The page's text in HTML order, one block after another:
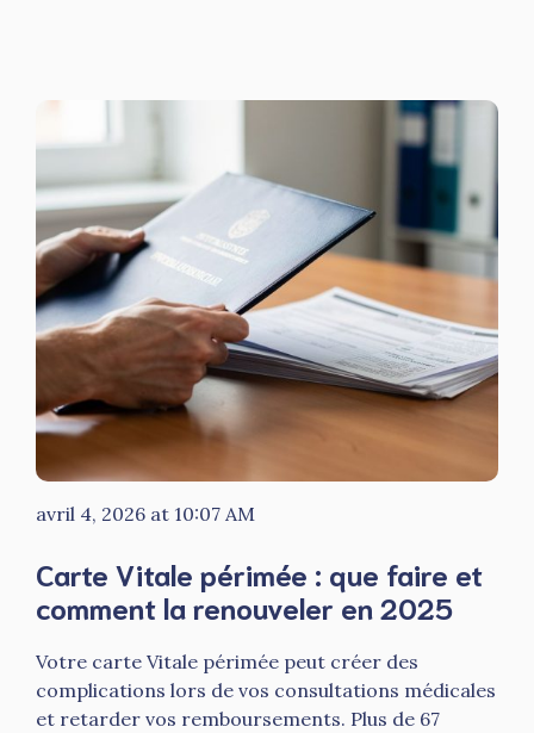
avril 4, 2026 at 10:07 AM
Carte Vitale périmée : que faire et
comment la renouveler en 2025
Votre carte Vitale périmée peut créer des
complications lors de vos consultations médicales
et retarder vos remboursements. Plus de 67